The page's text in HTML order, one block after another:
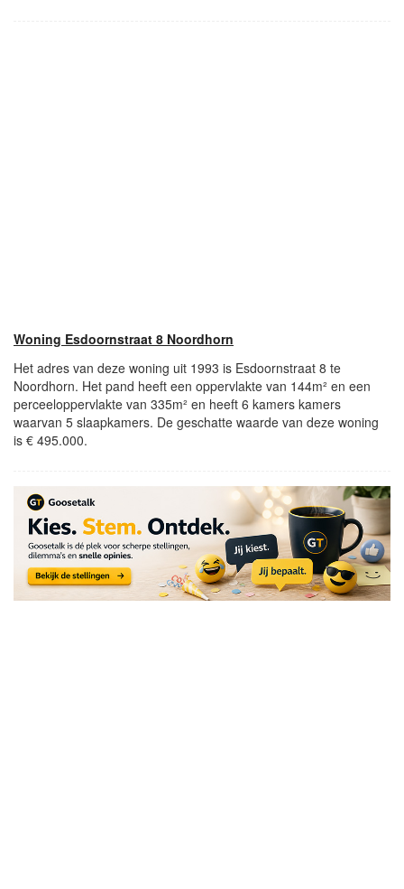
Woning Esdoornstraat 8 Noordhorn
Het adres van deze woning uit 1993 is Esdoornstraat 8 te
Noordhorn. Het pand heeft een oppervlakte van 144m² en een
perceeloppervlakte van 335m² en heeft 6 kamers kamers
waarvan 5 slaapkamers. De geschatte waarde van deze woning
is € 495.000.